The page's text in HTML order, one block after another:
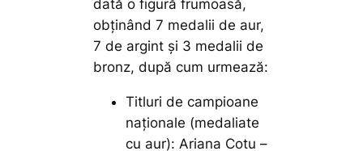
dată o figură frumoasă,
obținând 7 medalii de aur,
7 de argint și 3 medalii de
bronz, după cum urmează:
Titluri de campioane
naționale (medaliate
cu aur): Ariana Cotu –